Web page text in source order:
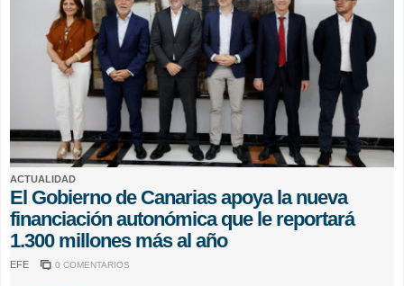
ACTUALIDAD
El Gobierno de Canarias apoya la nueva
financiación autonómica que le reportará
1.300 millones más al año
EFE 0 COMENTARIOS